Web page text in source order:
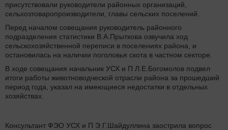
присутствовали руководители районных организаций,
сельхозтоваропроизводители, главы сельских поселений.
Перед началом совещания руководитель районного
подразделения статистики В.А.Прыткова озвучила ход
сельскохозяйственной переписи в поселениях района, и
остановилась на наличии поголовья скота в частном секторе.
В ходе совещания начальник УСХ и П Л.Е.Богомолов подвел
итоги работы животноводческой отрасли района за прошедший
период года, указал на имеющиеся недостатки в отдельных
хозяйствах.
Консультант ФЭО УСХ и П Э.Г.Шайдуллина заострила вопрос